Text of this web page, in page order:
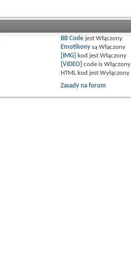
BB Code jestWłączony
Emotikony sąWłączony
[IMG] kod jestWłączony
[VIDEO] code isWłączony
HTML kod jestWyłączony
Zasady na forum